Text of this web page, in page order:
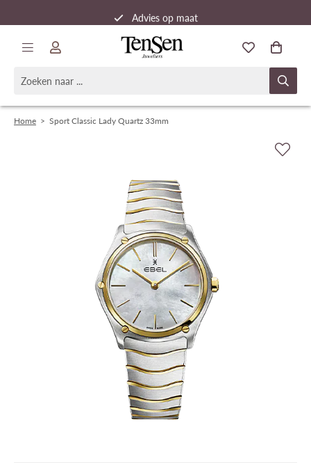
Advies op maat
Snelle verzending
Home > Sport Classic Lady Quartz 33mm